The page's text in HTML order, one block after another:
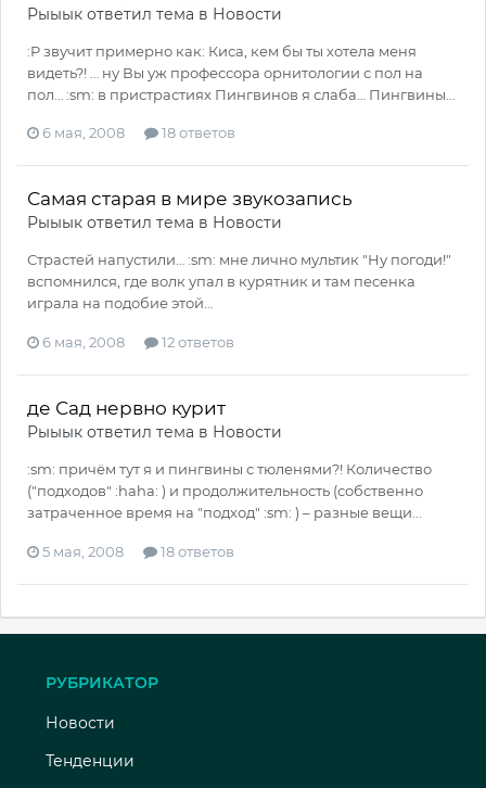
Рыыык ответил тема в Новости
:P звучит примерно как: Киса, кем бы ты хотела меня
видеть?! … ну Вы уж профессора орнитологии с пол на
пол… :sm: в пристрастиях Пингвинов я слаба… Пингвины...
6 мая, 2008 18 ответов
Самая старая в мире звукозапись
Рыыык ответил тема в Новости
Страстей напустили… :sm: мне лично мультик "Ну погоди!"
вспомнился, где волк упал в курятник и там песенка
играла на подобие этой…
6 мая, 2008 12 ответов
де Сад нервно курит
Рыыык ответил тема в Новости
:sm: причём тут я и пингвины с тюленями?! Количество
("подходов" :haha: ) и продолжительность (собственно
затраченное время на "подход" :sm: ) – разные вещи...
5 мая, 2008 18 ответов
РУБРИКАТОР
Новости
Тенденции